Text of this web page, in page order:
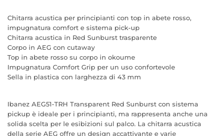
Chitarra acustica per principianti con top in abete rosso,
impugnatura comfort e sistema pick-up
Chitarra acustica in Red Sunburst trasparente
Corpo in AEG con cutaway
Top in abete rosso su corpo in okoume
Impugnatura Comfort Grip per un uso confortevole
Sella in plastica con larghezza di 43 mm
Ibanez AEG51-TRH Transparent Red Sunburst con sistema
pickup è ideale per i principianti, ma rappresenta anche una
solida scelta per le esibizioni sul palco. La chitarra acustica
della serie AEG offre un design accattivante e varie